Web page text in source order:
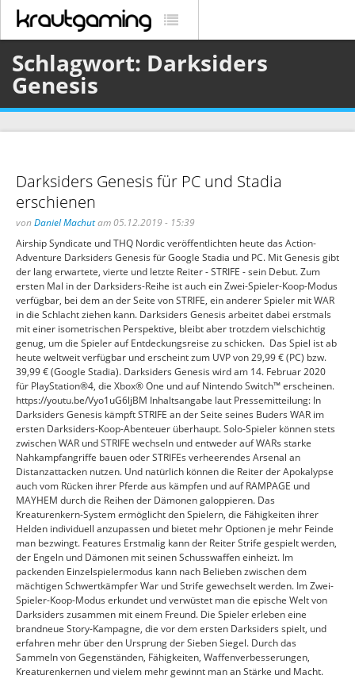
Schlagwort: Darksiders
Genesis
Darksiders Genesis für PC und Stadia
erschienen
von Daniel Machutam 05.12.2019 - 15:39
Airship Syndicate und THQ Nordic veröffentlichten heute das Action-
Adventure Darksiders Genesis für Google Stadia und PC. Mit Genesis gibt
der lang erwartete, vierte und letzte Reiter - STRIFE - sein Debut. Zum
ersten Mal in der Darksiders-Reihe ist auch ein Zwei-Spieler-Koop-Modus
verfügbar, bei dem an der Seite von STRIFE, ein anderer Spieler mit WAR
in die Schlacht ziehen kann. Darksiders Genesis arbeitet dabei erstmals
mit einer isometrischen Perspektive, bleibt aber trotzdem vielschichtig
genug, um die Spieler auf Entdeckungsreise zu schicken. Das Spiel ist ab
heute weltweit verfügbar und erscheint zum UVP von 29,99 € (PC) bzw.
39,99 € (Google Stadia). Darksiders Genesis wird am 14. Februar 2020
für PlayStation®4, die Xbox® One und auf Nintendo Switch™ erscheinen.
https://youtu.be/Vyo1uG6ljBM Inhaltsangabe laut Pressemitteilung: In
Darksiders Genesis kämpft STRIFE an der Seite seines Buders WAR im
ersten Darksiders-Koop-Abenteuer überhaupt. Solo-Spieler können stets
zwischen WAR und STRIFE wechseln und entweder auf WARs starke
Nahkampfangriffe bauen oder STRIFEs verheerendes Arsenal an
Distanzattacken nutzen. Und natürlich können die Reiter der Apokalypse
auch vom Rücken ihrer Pferde aus kämpfen und auf RAMPAGE und
MAYHEM durch die Reihen der Dämonen galoppieren. Das
Kreaturenkern-System ermöglicht den Spielern, die Fähigkeiten ihrer
Helden individuell anzupassen und bietet mehr Optionen je mehr Feinde
man bezwingt. Features Erstmalig kann der Reiter Strife gespielt werden,
der Engeln und Dämonen mit seinen Schusswaffen einheizt. Im
packenden Einzelspielermodus kann nach Belieben zwischen dem
mächtigen Schwertkämpfer War und Strife gewechselt werden. Im Zwei-
Spieler-Koop-Modus erkundet und verwüstet man die epische Welt von
Darksiders zusammen mit einem Freund. Die Spieler erleben eine
brandneue Story-Kampagne, die vor dem ersten Darksiders spielt, und
erfahren mehr über den Ursprung der Sieben Siegel. Durch das
Sammeln von Gegenständen, Fähigkeiten, Waffenverbesserungen,
Kreaturenkernen und vielem mehr gewinnt man an Stärke und Macht.